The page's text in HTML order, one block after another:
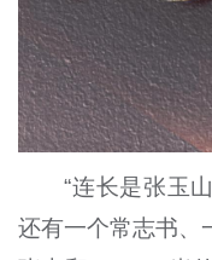
“连长是张玉
还有一个常志书、